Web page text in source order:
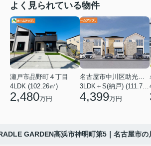
よく見られている物件
瀬戸市品野町４丁目
4LDK (102.26㎡)
2,480万円
名古屋市中川区助光１丁目
3LDK＋S(納戸) (111.78㎡)
4,399万円
GARDEN高浜市神明町第5｜名古屋市